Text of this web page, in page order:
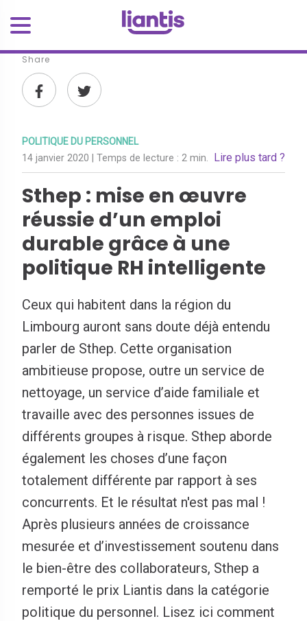
Share
POLITIQUE DU PERSONNEL
14 janvier 2020 | Temps de lecture : 2 min. Lire plus tard ?
Sthep : mise en œuvre
réussie d’un emploi
durable grâce à une
politique RH intelligente
Ceux qui habitent dans la région du
Limbourg auront sans doute déjà entendu
parler de Sthep. Cette organisation
ambitieuse propose, outre un service de
nettoyage, un service d’aide familiale et
travaille avec des personnes issues de
différents groupes à risque. Sthep aborde
également les choses d’une façon
totalement différente par rapport à ses
concurrents. Et le résultat n'est pas mal !
Après plusieurs années de croissance
mesurée et d’investissement soutenu dans
le bien-être des collaborateurs, Sthep a
remporté le prix Liantis dans la catégorie
politique du personnel. Lisez ici comment